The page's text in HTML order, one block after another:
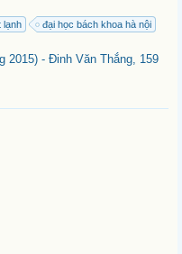
lạnh đại học bách khoa hà nội
2015) - Đinh Văn Thắng, 159